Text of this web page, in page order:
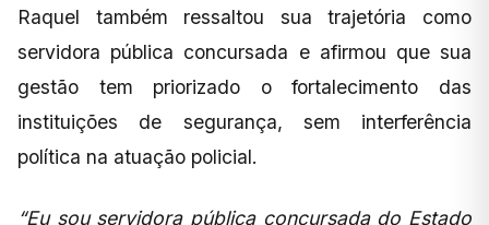
Raquel também ressaltou sua trajetória como
servidora pública concursada e afirmou que sua
gestão tem priorizado o fortalecimento das
instituições de segurança, sem interferência
política na atuação policial.
“Eu sou servidora pública concursada do Estado